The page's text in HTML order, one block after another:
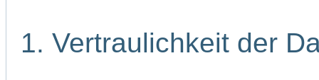
1. Vertraulichkeit der